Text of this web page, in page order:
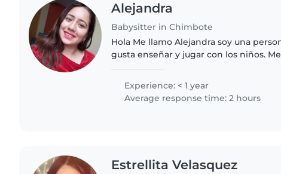
Alejandra
Babysitter in Chimbote
Hola Me llamo Alejandra soy una
gusta enseñar y jugar con los niños.
pueden tener..
Experience: < 1 year
Average response time: 2 hours
Estrellita Velasquez